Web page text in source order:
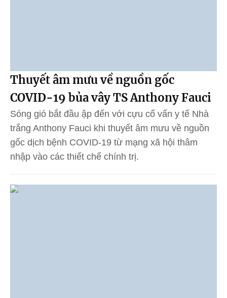
Thuyết âm mưu về nguồn gốc
COVID-19 bủa vây TS Anthony Fauci
Sóng gió bắt đầu ập đến với cựu cố vấn y tế Nhà
trắng Anthony Fauci khi thuyết âm mưu về nguồn
gốc dịch bệnh COVID-19 từ mạng xã hội thâm
nhập vào các thiết chế chính trị.